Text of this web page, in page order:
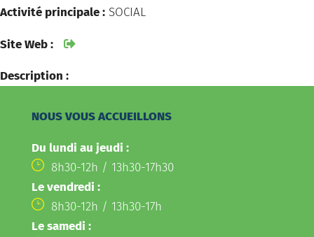
Activité principale : SOCIAL
Site Web :
Description :
NOUS VOUS ACCUEILLONS
Du lundi au jeudi :
8h30-12h / 13h30-17h30
Le vendredi :
8h30-12h / 13h30-17h
Le samedi :